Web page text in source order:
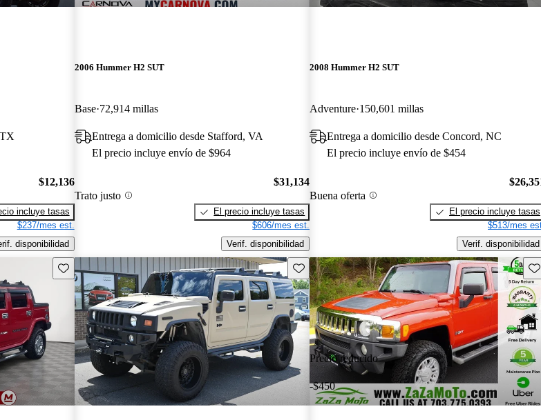
$12,136
incluye tasas
$237/mes est.
disponibilidad
2006 Hummer H2 SUT
Base 72,914 millas
Entrega a domicilio desde Stafford, VA
El precio incluye envío de $964
Trato justo
$31,134
El precio incluye tasas
$606/mes est.
Verif. disponibilidad
2008 Hummer H2 SUT
Adventure 150,601 millas
Entrega a domicilio desde Concord, NC
El precio incluye envío de $454
Buena oferta
El precio incluye tasas
$513/mes
Verif. disponibilidad
Guarda este Aviso Guarda este Aviso
Precio reducido
-$450